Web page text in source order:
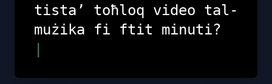
tista’ toħloq video tal-
mużika fi ftit minuti?